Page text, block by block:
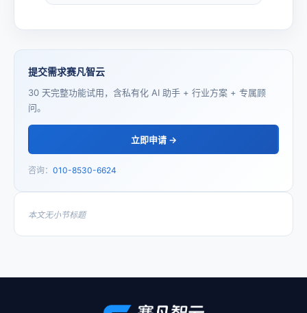
提交需求赛凡智云
30 天完整功能试用，含私有化 AI 助手 + 行业方案 + 专属顾
问。
立即申请 →
咨询： 010-8530-6624
本文无小节标题